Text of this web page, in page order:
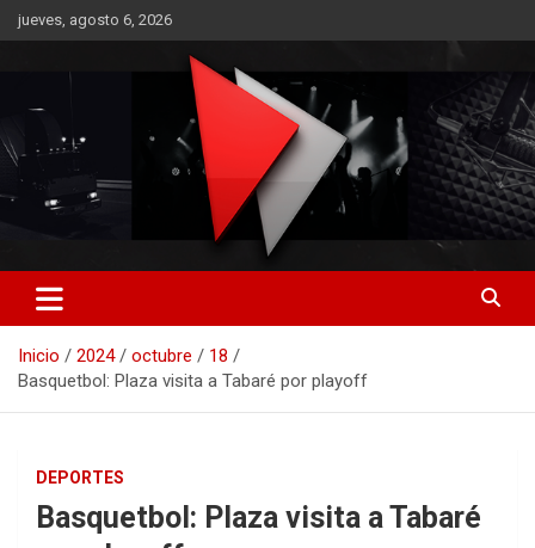
Saltar
al
jueves, agosto 6, 2026
RO CONTENIDOS
Inicio 2024 octubre
18
Basquetbol: Plaza visita a Tabaré por playoff
DEPORTES
Basquetbol: Plaza visita a Tabaré